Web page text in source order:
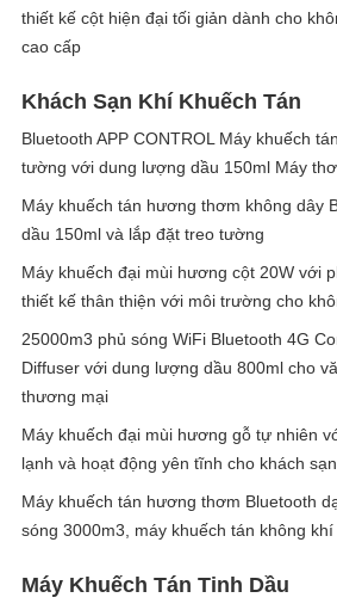
thiết kế cột hiện đại tối giản dành cho
cao cấp
Khách Sạn Khí Khuếch Tán
Bluetooth APP CONTROL Máy khuếch
tường với dung lượng dầu 150ml Máy
Máy khuếch tán hương thơm không dây
dầu 150ml và lắp đặt treo tường
Máy khuếch đại mùi hương cột 20W với
thiết kế thân thiện với môi trường cho
25000m3 phủ sóng WiFi Bluetooth 4G
Diffuser với dung lượng dầu 800ml cho
thương mại
Máy khuếch đại mùi hương gỗ tự nhiên
lạnh và hoạt động yên tĩnh cho khách
Máy khuếch tán hương thơm Bluetooth
sóng 3000m3, máy khuếch tán không
Máy Khuếch Tán Tinh Dầu